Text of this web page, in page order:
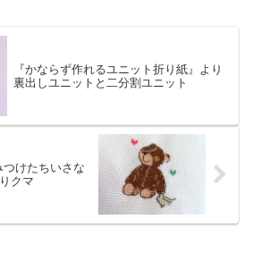
『かならず作れるユニット折り紙』より
裏出しユニットと二分割ユニット
つけたちいさな
クマ